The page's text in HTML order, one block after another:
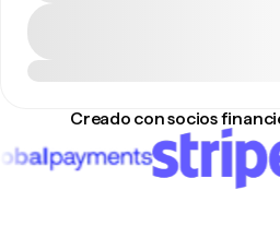
Creado con socios